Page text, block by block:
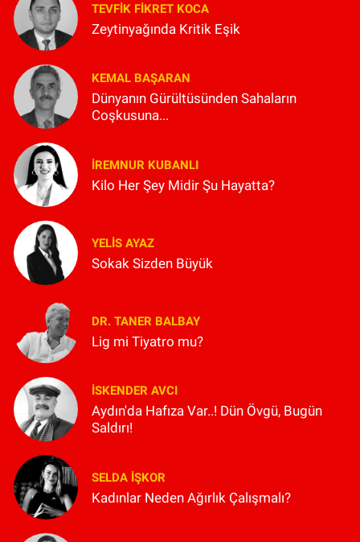
TEVFIK FIKRET KOCA
Zeytinyağında Kritik Eşik
KEMAL BAŞARAN
Dünyanın Gürültüsünden Sahaların
Coşkusuna...
İREMNUR KUBANLI
Kilo Her Şey Midir Şu Hayatta?
YELIS AYAZ
Sokak Sizden Büyük
DR. TANER BALBAY
Lig mi Tiyatro mu?
İSKENDER AVCI
Aydın'da Hafıza Var..! Dün Övgü, Bugün
Saldırı!
SELDA İŞKOR
Kadınlar Neden Ağırlık Çalışmalı?